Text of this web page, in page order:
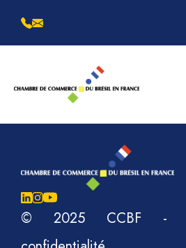
© 2025 CCBF -